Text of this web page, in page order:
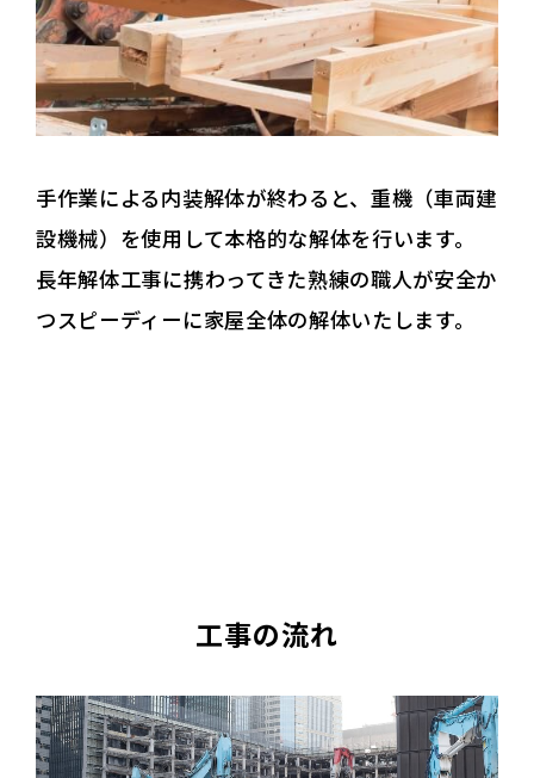
手作業による内装解体が終わると、重機（車両建
設機械）を使用して本格的な解体を行います。
長年解体工事に携わってきた熟練の職人が安全か
つスピーディーに家屋全体の解体いたします。
工事の流れ